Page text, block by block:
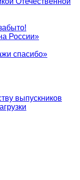
России»
спасибо»
выпускников